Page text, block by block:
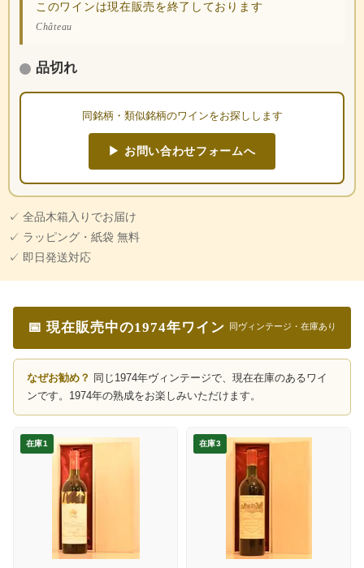
このワインは現在販売を終了しております
Château
品切れ
同銘柄・類似銘柄のワインをお探しします
▶ お問い合わせフォームへ
✓ 全品木箱入りでお届け
✓ ラッピング・紙袋 無料
✓ 即日発送対応
📅 現在販売中の1974年ワイン 同ヴィンテージ・在庫あり
なぜお勧め？ 同じ1974年ヴィンテージで、現在在庫のあるワイ
ンです。1974年の熟成をお楽しみいただけます。
在庫1 在庫3